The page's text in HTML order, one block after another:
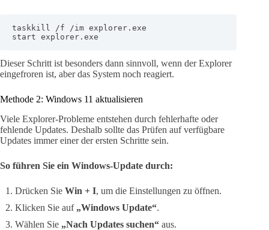
taskkill /f /im explorer.exe
start explorer.exe
Dieser Schritt ist besonders dann sinnvoll, wenn der Explorer
eingefroren ist, aber das System noch reagiert.
Methode 2: Windows 11 aktualisieren
Viele Explorer-Probleme entstehen durch fehlerhafte oder
fehlende Updates. Deshalb sollte das Prüfen auf verfügbare
Updates immer einer der ersten Schritte sein.
So führen Sie ein Windows-Update durch:
Drücken Sie Win + I, um die Einstellungen zu öffnen.
Klicken Sie auf „Windows Update“.
Wählen Sie „Nach Updates suchen“ aus.